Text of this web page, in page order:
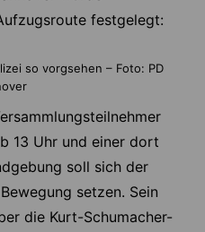
festgelegt:
so vorgsehen – Foto: PD
13 Uhr und einer dort
soll sich der
setzen. Sein
die Kurt-Schumacher-